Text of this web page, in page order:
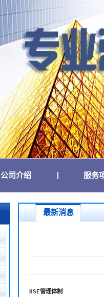
公司介绍(current) 服务
最新消息
HSE管理体制